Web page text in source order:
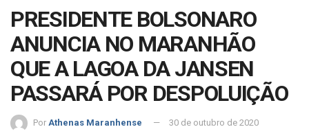
PRESIDENTE BOLSONARO
ANUNCIA NO MARANHÃO
QUE A LAGOA DA JANSEN
PASSARÁ POR DESPOLUIÇÃO
Por Athenas Maranhense 30 de outubro de 2020